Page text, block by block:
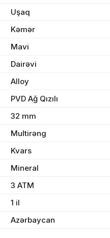
Uşaq
Kəmər
Mavi
Dairəvi
Alloy
PVD Ağ Qızılı
32 mm
Multirəng
Kvars
Mineral
3 ATM
1 il
Azərbaycan
Sifarişin detalları
Məhsul toplam
Yekun məbləğ